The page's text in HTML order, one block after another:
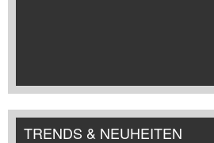
TRENDS & NEUHEITEN